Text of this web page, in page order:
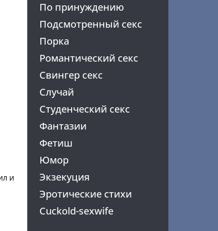
По принуждению
Подсмотренный секс
Порка
Романтический секс
Свингер секс
Случай
Студенческий секс
Фантазии
Фетиш
Юмор
Экзекуция
Эротические стихи
Cuckold-sexwife
и